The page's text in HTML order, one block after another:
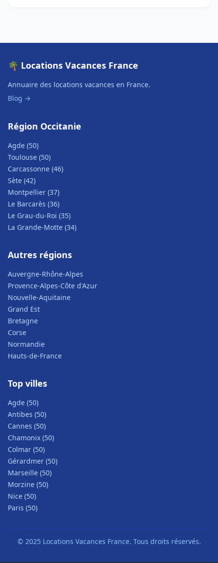
🌴 Locations Vacances France
Annuaire des locations vacances en France.
Blog →
Région Occitanie
Agde (50)
Toulouse (50)
Carcassonne (46)
Sète (42)
Montpellier (37)
Le Barcarès (36)
Le Grau-du-Roi (35)
La Grande-Motte (34)
Autres régions
Auvergne-Rhône-Alpes
Provence-Alpes-Côte d'Azur
Nouvelle-Aquitaine
Grand Est
Bretagne
Corse
Normandie
Hauts-de-France
Top villes
Agde (50)
Antibes (50)
Cannes (50)
Chamonix (50)
Colmar (50)
Gérardmer (50)
Marseille (50)
Morzine (50)
Nice (50)
Paris (50)
© 2025 Locations Vacances France. Tous droits réservés.